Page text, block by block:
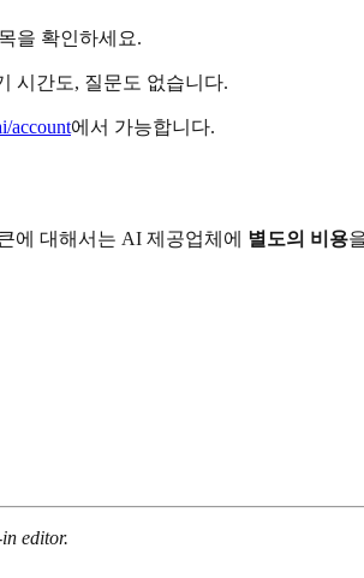
을 확인하세요.
시간도, 질문도 없습니다.
account에서 가능합니다.
에 대해서는 AI 제공업체에 별도의 비용
editor.